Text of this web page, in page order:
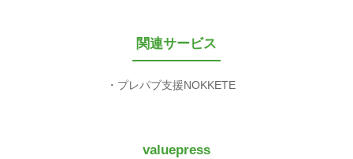
関連サービス
プレパブ支援NOKKETE
valuepress